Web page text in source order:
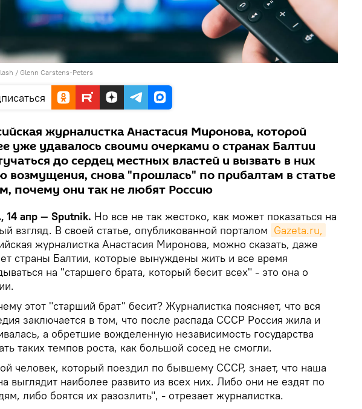
/ Glenn Carstens-Peters
журналистка Анастасия Миронова, которой
уже удавалось своими очерками о странах Балтии
до сердец местных властей и вызвать в них
возмущения, снова "прошлась" по прибалтам в статье
почему они так не любят Россию
14 апр — Sputnik. Но все не так жестоко, как может показаться на
взгляд. В своей статье, опубликованной порталом Gazeta.ru,
журналистка Анастасия Миронова, можно сказать, даже
страны Балтии, которые вынуждены жить и все время
на "старшего брата, который бесит всех" - это она о
этот "старший брат" бесит? Журналистка поясняет, что вся
заключается в том, что после распада СССР Россия жила и
а обретшие вожделенную независимость государства
таких темпов роста, как большой сосед не смогли.
человек, который поездил по бывшему СССР, знает, что наша
выглядит наиболее развито из всех них. Либо они не ездят по
либо боятся их разозлить", - отрезает журналистка.